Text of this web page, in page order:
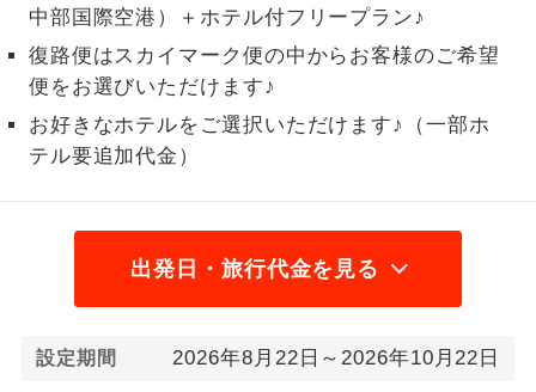
中部国際空港）＋ホテル付フリープラン♪
復路便はスカイマーク便の中からお客様のご希望
便をお選びいただけます♪
お好きなホテルをご選択いただけます♪（一部ホ
テル要追加代金）
出発日・旅行代金を見る
設定期間 2026年8月22日～2026年10月22日
1名様催行
す。
2名様催行
2名様から出発可能な個人型プランで
す。
1名様1室同代
1名様1室利用でも追加料金がかからない
コースです。
ご夫婦限定
ご夫婦限定でご参加いただけるコースで